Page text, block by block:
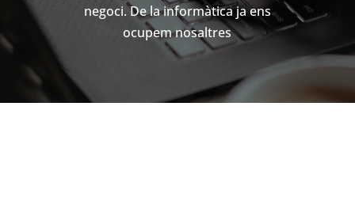
negoci. De la informàtica ja ens
ocupem nosaltres